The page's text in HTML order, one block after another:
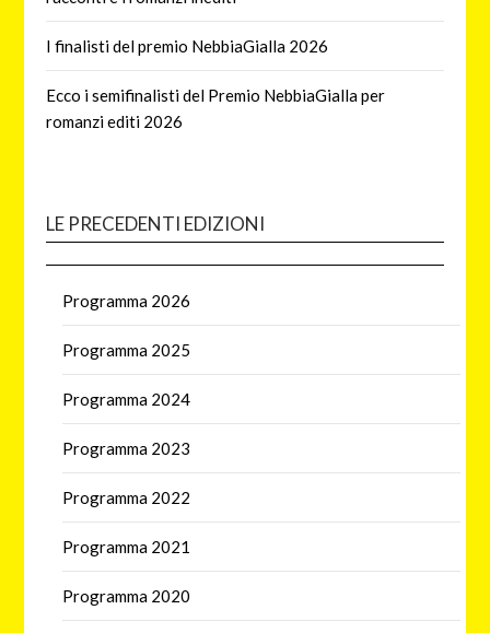
I finalisti del premio NebbiaGialla 2026
Ecco i semifinalisti del Premio NebbiaGialla per
romanzi editi 2026
LE PRECEDENTI EDIZIONI
Programma 2026
Programma 2025
Programma 2024
Programma 2023
Programma 2022
Programma 2021
Programma 2020